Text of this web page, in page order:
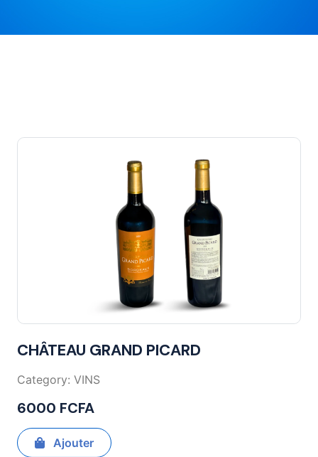
CHÂTEAU GRAND PICARD
Category: VINS
6000 FCFA
Ajouter